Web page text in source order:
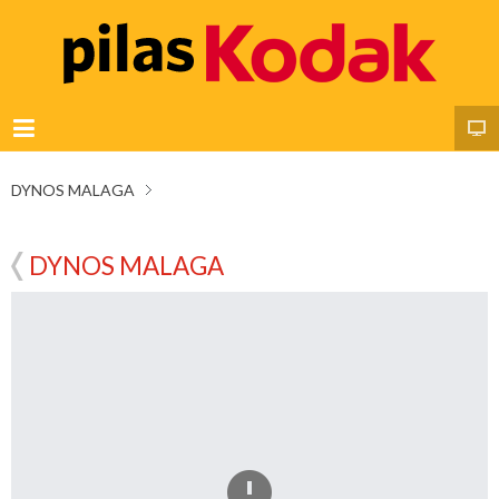
DYNOS MALAGA
DYNOS MALAGA